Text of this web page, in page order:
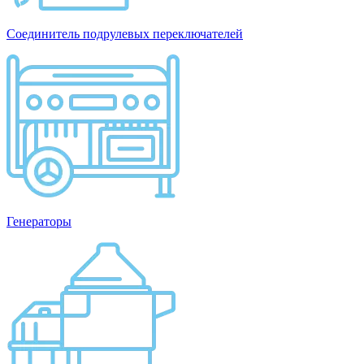
Соединитель подрулевых переключателей
Генераторы